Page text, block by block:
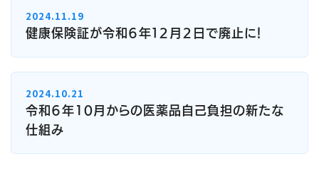
2024.11.19
健康保険証が令和６年１２月２日で廃止に！
2024.10.21
令和６年10月からの医薬品自己負担の新たな
仕組み